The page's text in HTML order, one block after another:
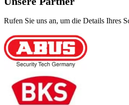
Rufen Sie uns an, um die Details Ihres